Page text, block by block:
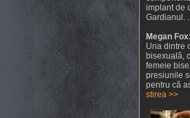
implant de
Gardianul.
Megan
Una dintre
bisexuală,
femeie
presiunile
pentru că
stirea >>